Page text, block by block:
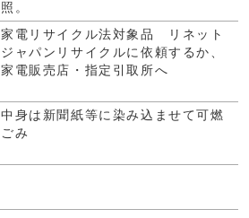
照。
家電リサイクル法対象品 リネット
ジャパンリサイクルに依頼するか、
家電販売店・指定引取所へ
中身は新聞紙等に染み込ませて可燃
ごみ